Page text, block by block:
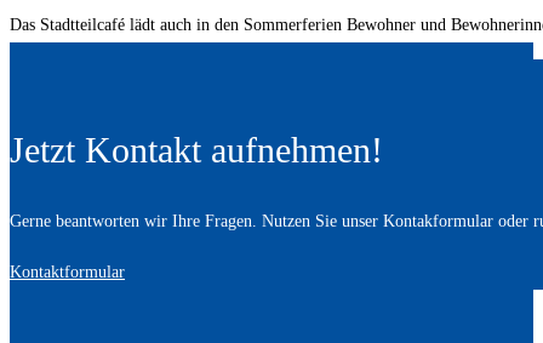
Das Stadtteilcafé lädt auch in den Sommerferien Bewohner und
Jetzt Kontakt aufnehmen!
Gerne beantworten wir Ihre Fragen. Nutzen Sie unser Kontakformular oder
Kontaktformular